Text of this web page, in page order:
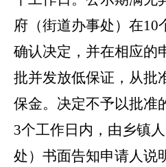
府（街道办事处）在10
确认决定，并在相应的
批并发放低保证，从批
保金。决定不予以批准
3个工作日内，由乡镇
处）书面告知申请人说